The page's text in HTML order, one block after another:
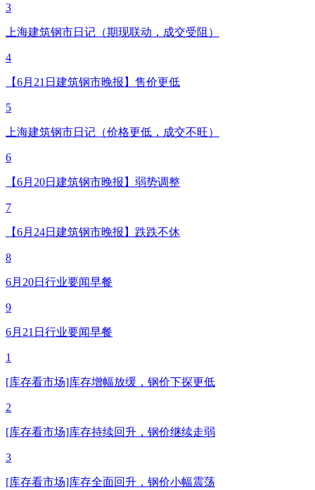
3
上海建筑钢市日记（期现联动，成交受阻）
4
【6月21日建筑钢市晚报】售价更低
5
上海建筑钢市日记（价格更低，成交不旺）
6
【6月20日建筑钢市晚报】弱势调整
7
【6月24日建筑钢市晚报】跌跌不休
8
6月20日行业要闻早餐
9
6月21日行业要闻早餐
1
[库存看市场]库存增幅放缓，钢价下探更低
2
[库存看市场]库存持续回升，钢价继续走弱
3
[库存看市场]库存全面回升，钢价小幅震荡